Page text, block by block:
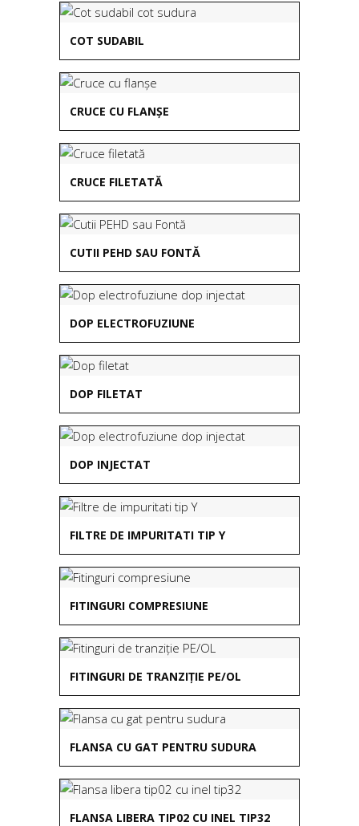
COT SUDABIL
CRUCE CU FLANȘE
CRUCE FILETATĂ
CUTII PEHD SAU FONTĂ
DOP ELECTROFUZIUNE
DOP FILETAT
DOP INJECTAT
FILTRE DE IMPURITATI TIP Y
FITINGURI COMPRESIUNE
FITINGURI DE TRANZIȚIE PE/OL
FLANSA CU GAT PENTRU SUDURA
FLANSA LIBERA TIP02 CU INEL TIP32